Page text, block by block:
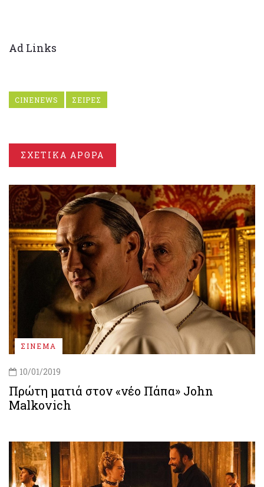
Ad Links
CINENEWS ΣΕΙΡΕΣ
ΣΧΕΤΙΚΑ ΑΡΘΡΑ
ΣΙΝΕΜΑ
10/01/2019
Πρώτη ματιά στον «νέο Πάπα» John
Malkovich